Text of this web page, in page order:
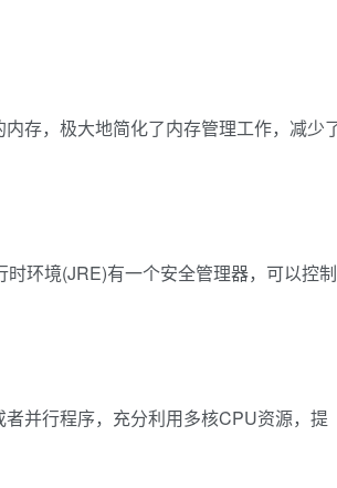
存，极大地简化了内存管理工作，减少
环境(JRE)有一个安全管理器，可以控制
并行程序，充分利用多核CPU资源，提